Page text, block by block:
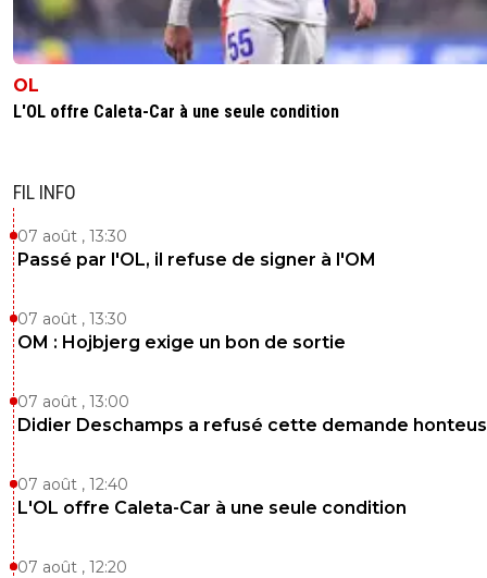
OL
L'OL offre Caleta-Car à une seule condition
FIL INFO
07 août , 13:30
Passé par l'OL, il refuse de signer à l'OM
07 août , 13:30
OM : Hojbjerg exige un bon de sortie
07 août , 13:00
Didier Deschamps a refusé cette demande
07 août , 12:40
L'OL offre Caleta-Car à une seule condition
07 août , 12:20